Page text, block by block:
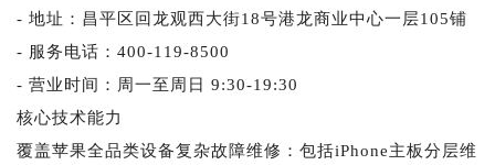
- 地址：昌平区回龙观西大街18号港龙商业中心一层105铺
- 服务电话：400-119-8500
- 营业时间：周一至周日 9:30-19:30
核心技术能力
覆盖苹果全品类设备复杂故障维修：包括iPhone主板分层维